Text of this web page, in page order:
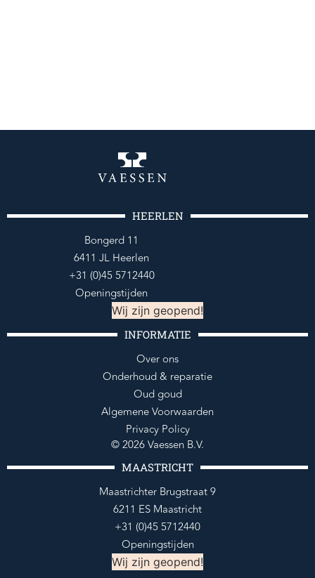
HEERLEN
Bongerd 11
6411 JL Heerlen
+31 (0)45 5712440
Openingstijden
Wij zijn geopend!
INFORMATIE
Over ons
Onderhoud & reparatie
Oud goud
Algemene Voorwaarden
Privacy Policy
© 2026 Vaessen B.V.
MAASTRICHT
Maastrichter Brugstraat 9
6211 ES Maastricht
+31 (0)45 5712440
Openingstijden
Wij zijn geopend!